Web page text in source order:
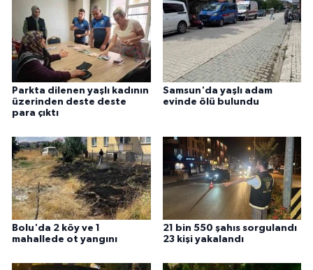
Parkta dilenen yaşlı kadının
üzerinden deste deste
para çıktı
Samsun'da yaşlı adam
evinde ölü bulundu
Bolu'da 2 köy ve 1
mahallede ot yangını
21 bin 550 şahıs sorgulandı
23 kişi yakalandı